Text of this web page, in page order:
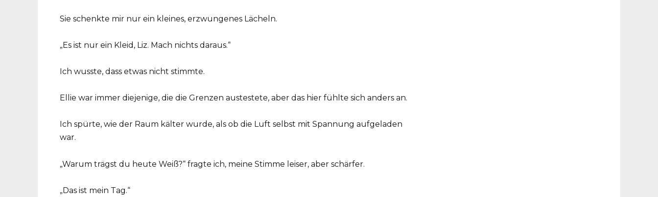
Sie schenkte mir nur ein kleines, erzwungenes Lächeln.
„Es ist nur ein Kleid, Liz. Mach nichts daraus.“
Ich wusste, dass etwas nicht stimmte.
Ellie war immer diejenige, die die Grenzen austestete, aber das hier fühlte sich anders an.
Ich spürte, wie der Raum kälter wurde, als ob die Luft selbst mit Spannung aufgeladen
war.
„Warum trägst du heute Weiß?“ fragte ich, meine Stimme leiser, aber schärfer.
„Das ist mein Tag.“